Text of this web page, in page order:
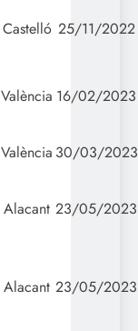
Castelló 25/11/2022
València 16/02/2023
València 30/03/2023
Alacant 23/05/2023
Alacant 23/05/2023